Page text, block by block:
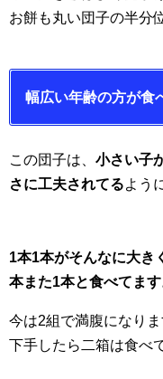
お餅も丸い団子の半分
幅広い年齢の方が食
この団子は、 小さい子
さに工夫されてるよう
1本1本がそんなに大き
本また1本と食べてます
今は2組で満腹になり
下手したら二箱は食べ